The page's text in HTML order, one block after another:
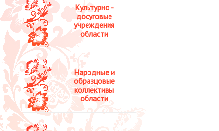
Культурно -
досуговые
учреждения
области
Народные и
образцовые
коллективы
области